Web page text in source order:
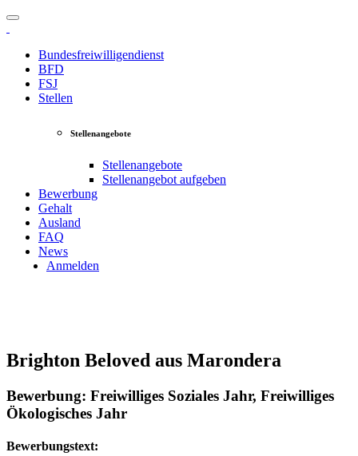
Bundesfreiwilligendienst
BFD
FSJ
Stellen
Stellenangebote
Stellenangebote
Stellenangebot aufgeben
Bewerbung
Gehalt
Ausland
FAQ
News
Anmelden
Brighton Beloved aus Marondera
Bewerbung: Freiwilliges Soziales Jahr, Freiwilliges
Ökologisches Jahr
Bewerbungstext: